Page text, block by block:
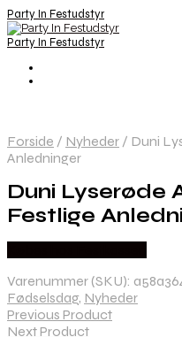
Party In Festudstyr
Party In Festudstyr
Forside / Nyheder / Duni
Anledninger
Duni Lyserøde
Festlige
Varenummer (SKU):
Fødselsdag, Nyheder
Previous Product
Next Product